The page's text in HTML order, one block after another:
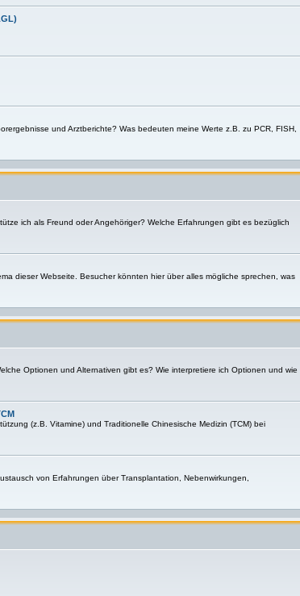
und Arztberichte? Was bedeuten meine Werte z.B. zu PCR, FISH,
ich als Freund oder Angehöriger? Welche Erfahrungen gibt es bezüglich
dieser Webseite. Besucher könnten hier über alles mögliche sprechen, was
Optionen und Alternativen gibt es? Wie interpretiere ich Optionen und wie
(z.B. Vitamine) und Traditionelle Chinesische Medizin (TCM) bei
von Erfahrungen über Transplantation, Nebenwirkungen,